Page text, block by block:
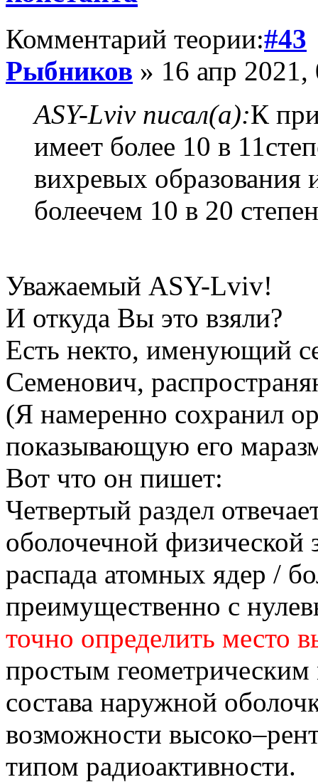
Комментарий теории:#43
Рыбников » 16 апр 2021,
ASY-Lviv писал(а):К
имеет более 10 в
вихревых образования
болеечем 10 в 20
Уважаемый ASY-Lviv!
И откуда Вы это взяли?
Есть некто, именующий
Семенович,
(Я намеренно сохранил
показывающую его
Вот что он пишет:
Четвертый раздел
оболочечной физической
распада атомных ядер /
преимущественно с
точно определить место
простым геометрическим
состава наружной
возможности
типом радиоактивности.